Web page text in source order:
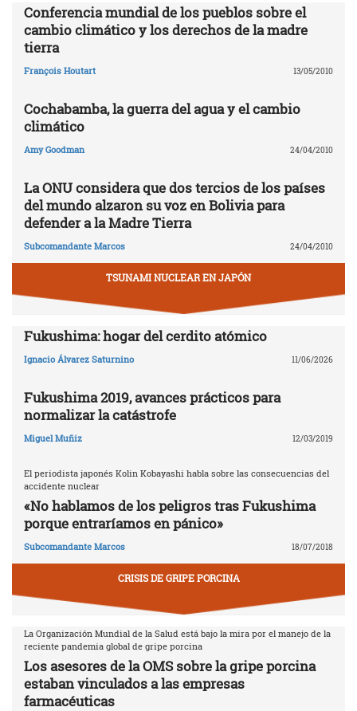
Conferencia mundial de los pueblos sobre el
cambio climático y los derechos de la madre
tierra
François Houtart 13/05/2010
Cochabamba, la guerra del agua y el cambio
climático
Amy Goodman 24/04/2010
La ONU considera que dos tercios de los países
del mundo alzaron su voz en Bolivia para
defender a la Madre Tierra
Subcomandante Marcos 24/04/2010
TSUNAMI NUCLEAR EN JAPÓN
Fukushima: hogar del cerdito atómico
Ignacio Álvarez Saturnino 11/06/2026
Fukushima 2019, avances prácticos para
normalizar la catástrofe
Miguel Muñiz 12/03/2019
El periodista japonés Kolin Kobayashi habla sobre las consecuencias del
accidente nuclear
«No hablamos de los peligros tras Fukushima
porque entraríamos en pánico»
Subcomandante Marcos 18/07/2018
CRISIS DE GRIPE PORCINA
La Organización Mundial de la Salud está bajo la mira por el manejo de la
reciente pandemia global de gripe porcina
Los asesores de la OMS sobre la gripe porcina
estaban vinculados a las empresas
farmacéuticas